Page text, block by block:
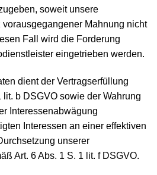
soweit unsere
Mahnung nicht
Fall wird die Forderung
eingetrieben werden.
dient der Vertragserfüllung
lit. b DSGVO sowie der Wahrung
Interessenabwägung
Interessen an einer effektiven
unserer
Art. 6 Abs. 1 S. 1 lit. f DSGVO.